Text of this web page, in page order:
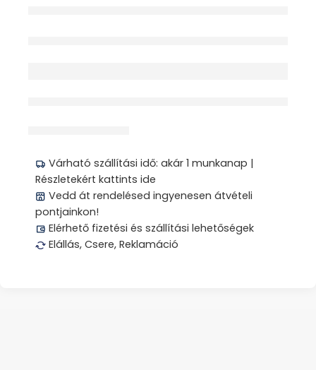
Várható szállítási idő: akár 1 munkanap |
Részletekért kattints ide
Vedd át rendelésed ingyenesen átvételi
pontjainkon!
Elérhető fizetési és szállítási lehetőségek
Elállás, Csere, Reklamáció